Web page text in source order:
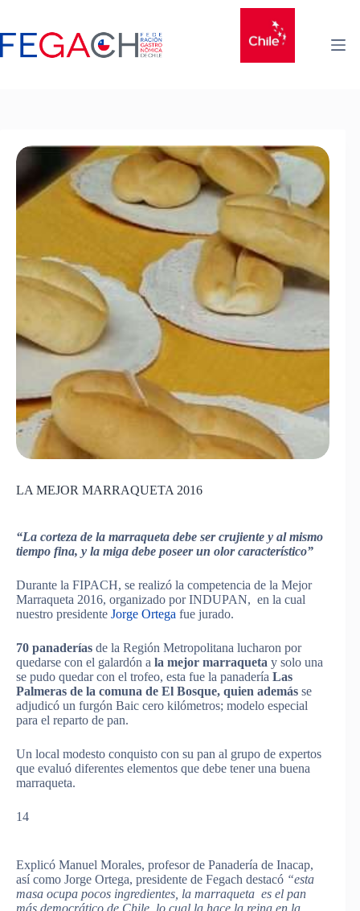
LA MEJOR MARRAQUETA 2016
“La corteza de la marraqueta debe ser crujiente y al mismo
tiempo fina, y la miga debe poseer un olor característico”
Durante la FIPACH, se realizó la competencia de la Mejor
Marraqueta 2016, organizado por INDUPAN, en la cual
nuestro presidente Jorge Ortega fue jurado.
70 panaderías de la Región Metropolitana lucharon por
quedarse con el galardón a la mejor marraqueta y solo una
se pudo quedar con el trofeo, esta fue la panadería Las
Palmeras de la comuna de El Bosque, quien además se
adjudicó un furgón Baic cero kilómetros; modelo especial
para el reparto de pan.
Un local modesto conquisto con su pan al grupo de expertos
que evaluó diferentes elementos que debe tener una buena
marraqueta.
14
Explicó Manuel Morales, profesor de Panadería de Inacap,
así como Jorge Ortega, presidente de Fegach destacó “esta
masa ocupa pocos ingredientes, la marraqueta es el pan
más democrático de Chile, lo cual la hace la reina en la